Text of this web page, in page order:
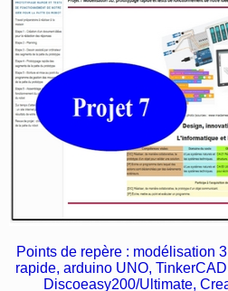
Points de repère : modélisation
rapide, arduino UNO,
Discoeasy200/Ultimate,